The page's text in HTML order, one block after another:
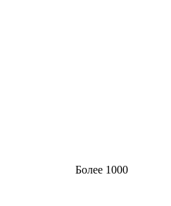
Более 1000